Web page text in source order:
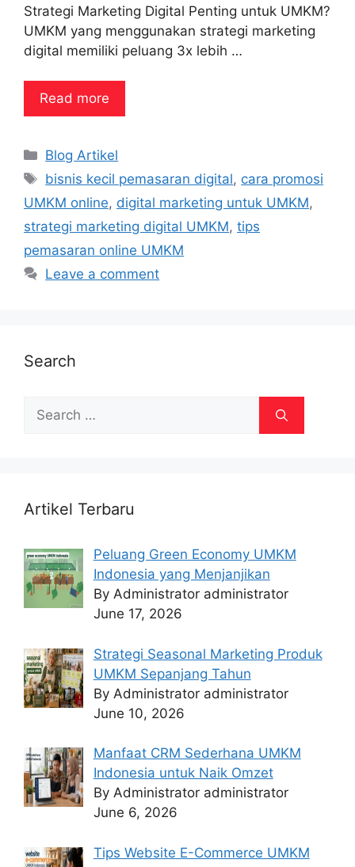
Strategi Marketing Digital Penting untuk UMKM?
UMKM yang menggunakan strategi marketing
digital memiliki peluang 3x lebih …
Read more
Categories
Blog Artikel
Tags
bisnis kecil pemasaran digital, cara promosi
UMKM online, digital marketing untuk UMKM,
strategi marketing digital UMKM, tips
pemasaran online UMKM
Leave a comment
Search
Search
for:
Artikel Terbaru
Peluang Green Economy UMKM
Indonesia yang Menjanjikan
By Administrator administrator
June 17, 2026
Strategi Seasonal Marketing Produk
UMKM Sepanjang Tahun
By Administrator administrator
June 10, 2026
Manfaat CRM Sederhana UMKM
Indonesia untuk Naik Omzet
By Administrator administrator
June 6, 2026
Tips Website E-Commerce UMKM